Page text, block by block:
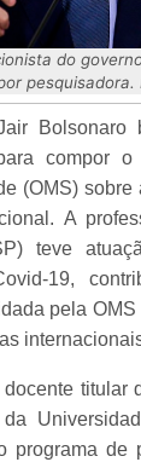
do
pesquisadora.
Bolsonaro
compor
(OMS)
A
teve
19,
pela
titular
programa de